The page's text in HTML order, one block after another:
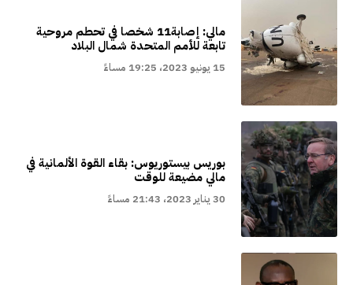
مالي: إصابة11 شخصا في تحطم مروحية
تابعة للأمم المتحدة شمال البلاد
15 يونيو 2023، 19:25 مساءً
بوريس بيستوريوس: بقاء القوة الألمانية في
مالي مضيعة للوقت
30 يناير 2023، 21:43 مساءً